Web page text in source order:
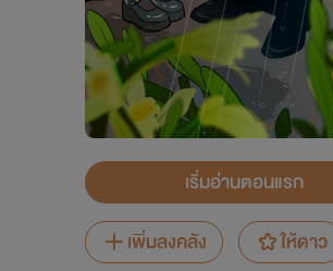
เริ่มอ่านตอนแรก
เพิ่มลงคลัง
ให้ดาว